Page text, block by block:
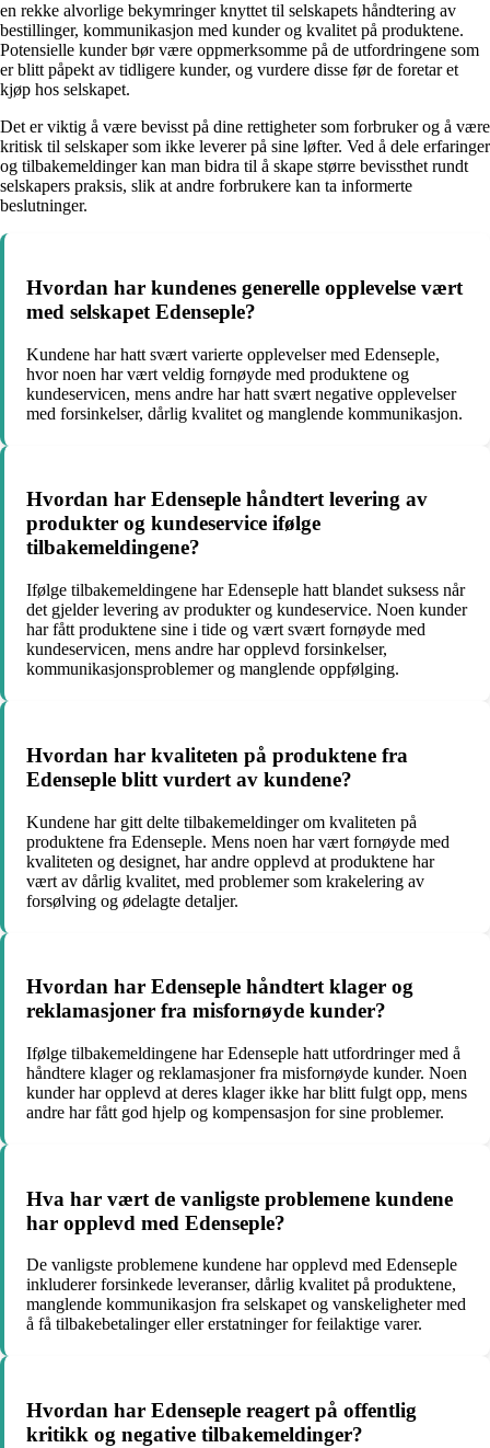
en rekke alvorlige bekymringer knyttet til selskapets håndtering av
bestillinger, kommunikasjon med kunder og kvalitet på produktene.
Potensielle kunder bør være oppmerksomme på de utfordringene som
er blitt påpekt av tidligere kunder, og vurdere disse før de foretar et
kjøp hos selskapet.
Det er viktig å være bevisst på dine rettigheter som forbruker og å være
kritisk til selskaper som ikke leverer på sine løfter. Ved å dele erfaringer
og tilbakemeldinger kan man bidra til å skape større bevissthet rundt
selskapers praksis, slik at andre forbrukere kan ta informerte
beslutninger.
Hvordan har kundenes generelle opplevelse vært
med selskapet Edenseple?
Kundene har hatt svært varierte opplevelser med Edenseple,
hvor noen har vært veldig fornøyde med produktene og
kundeservicen, mens andre har hatt svært negative opplevelser
med forsinkelser, dårlig kvalitet og manglende kommunikasjon.
Hvordan har Edenseple håndtert levering av
produkter og kundeservice ifølge
tilbakemeldingene?
Ifølge tilbakemeldingene har Edenseple hatt blandet suksess når
det gjelder levering av produkter og kundeservice. Noen kunder
har fått produktene sine i tide og vært svært fornøyde med
kundeservicen, mens andre har opplevd forsinkelser,
kommunikasjonsproblemer og manglende oppfølging.
Hvordan har kvaliteten på produktene fra
Edenseple blitt vurdert av kundene?
Kundene har gitt delte tilbakemeldinger om kvaliteten på
produktene fra Edenseple. Mens noen har vært fornøyde med
kvaliteten og designet, har andre opplevd at produktene har
vært av dårlig kvalitet, med problemer som krakelering av
forsølving og ødelagte detaljer.
Hvordan har Edenseple håndtert klager og
reklamasjoner fra misfornøyde kunder?
Ifølge tilbakemeldingene har Edenseple hatt utfordringer med å
håndtere klager og reklamasjoner fra misfornøyde kunder. Noen
kunder har opplevd at deres klager ikke har blitt fulgt opp, mens
andre har fått god hjelp og kompensasjon for sine problemer.
Hva har vært de vanligste problemene kundene
har opplevd med Edenseple?
De vanligste problemene kundene har opplevd med Edenseple
inkluderer forsinkede leveranser, dårlig kvalitet på produktene,
manglende kommunikasjon fra selskapet og vanskeligheter med
å få tilbakebetalinger eller erstatninger for feilaktige varer.
Hvordan har Edenseple reagert på offentlig
kritikk og negative tilbakemeldinger?